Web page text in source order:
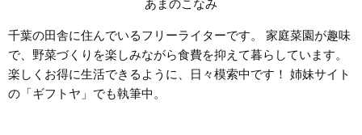
あまのこなみ
千葉の田舎に住んでいるフリーライターです。 家庭菜園が趣味
で、野菜づくりを楽しみながら食費を抑えて暮らしています。
楽しくお得に生活できるように、日々模索中です！ 姉妹サイト
の「ギフトヤ」でも執筆中。